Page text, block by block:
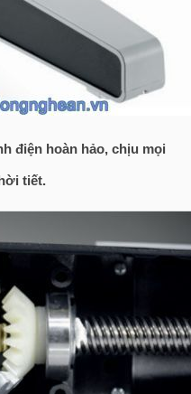
điện hoàn hảo, chịu mọi
tiết.